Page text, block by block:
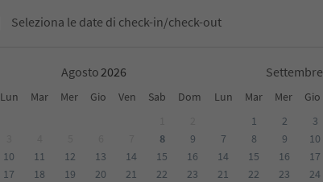
Seleziona le date di check-in/check-out
Agosto Settembre
Lun Mar Mer Gio Ven Sab Dom Lun Mar Mer Gio
8
9
10
11 12 13 14 15
16
17
18 19 20 21 22
23
1 2 3
7
8 9 10
14
15 16 17
21
22 23 24
Categoria Trattamento Alloggi sostenibili